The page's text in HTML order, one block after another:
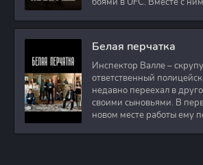
Белая перчатка
Инспектор Валле –
ответственный
недавно переехал в
своими сыновьями. В
новом месте работы ему